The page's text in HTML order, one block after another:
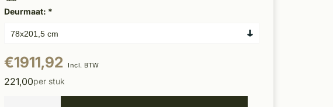
Deurmaat: *
€1911,92 Incl. BTW
221,00per stuk